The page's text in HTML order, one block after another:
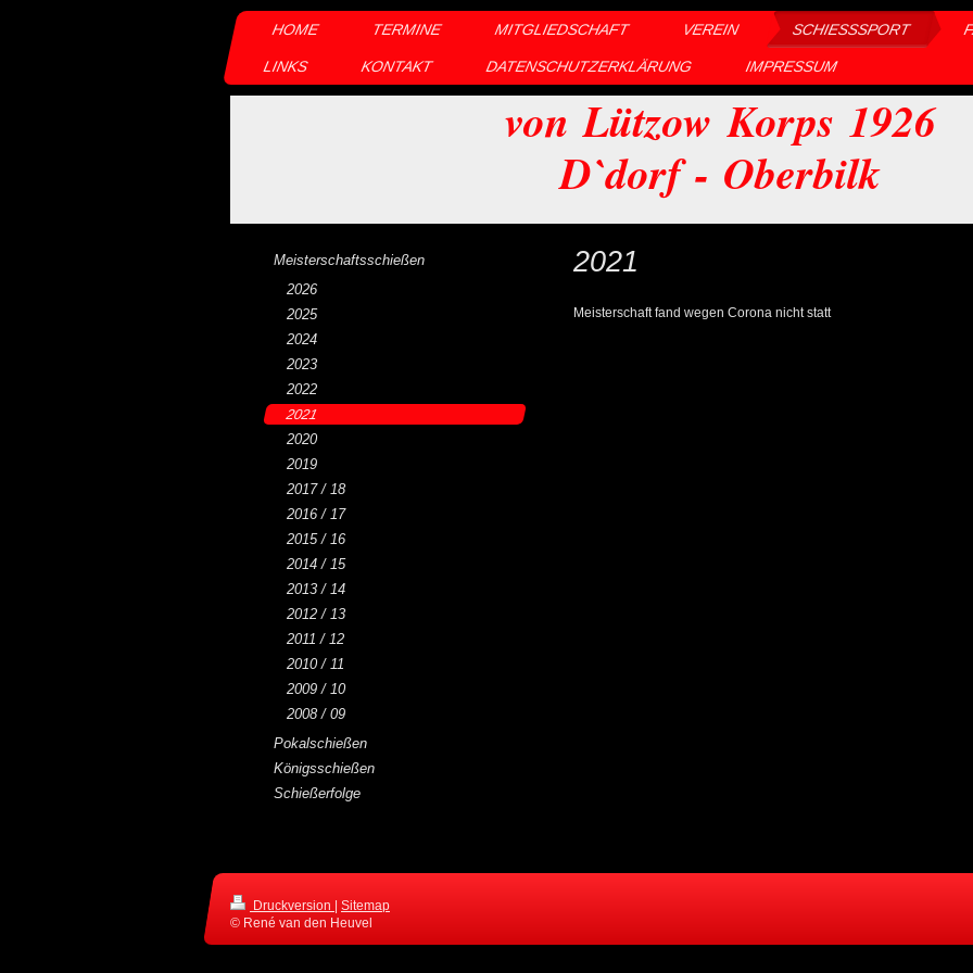
HOME TERMINE MITGLIEDSCHAFT VEREIN SCHIESSSPORT
LINKS KONTAKT DATENSCHUTZERKLÄRUNG IMPRESSUM
von Lützow Korps 1926
D`dorf - Oberbilk
2021
Meisterschaft fand wegen Corona nicht statt
Meisterschaftsschießen
2026
2025
2024
2023
2022
2021
2020
2019
2017 / 18
2016 / 17
2015 / 16
2014 / 15
2013 / 14
2012 / 13
2011 / 12
2010 / 11
2009 / 10
2008 / 09
Pokalschießen
Königsschießen
Schießerfolge
Druckversion | Sitemap
© René van den Heuvel